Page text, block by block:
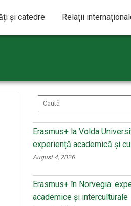
și catedre Relații
Erasmus+ la Volda
experiență academică și
August 4, 2026
Erasmus+ în Norvegia:
academice și interculturale